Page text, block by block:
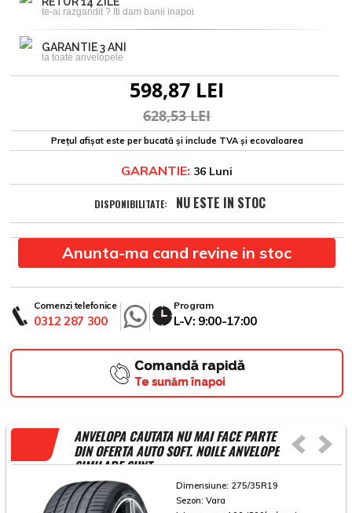
te-ai razgandit ? Iti dam banii inapoi
GARANTIE 3 ANI
la toate anvelopele
598,87 LEI
628,53 LEI
Prețul afișat este per bucată și include TVA și ecovaloarea
GARANTIE: 36 Luni
DISPONIBILITATE: NU ESTE IN STOC
Anunta-ma cand revine in stoc
Comenzi telefonice
0312 287 300
Program
L-V: 9:00-17:00
Comandă rapidă
Te sunăm înapoi
ANVELOPA CAUTATA NU MAI FACE PARTE
DIN OFERTA AUTO SOFT. NOILE ANVELOPE
SIMILARE SUNT
Dimensiune: 275/35R19
Sezon: Vara